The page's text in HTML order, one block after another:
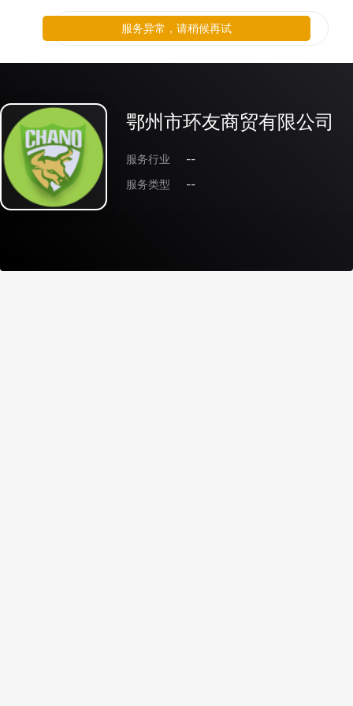
鄂州市环友商贸有限公司
服务行业
--
服务类型
--
服务异常，请稍候再试